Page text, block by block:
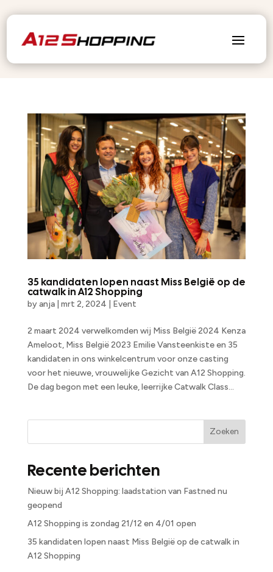
35 kandidaten lopen naast Miss België op de
catwalk in A12 Shopping
byanja| mrt 2, 2024 Event
2 maart 2024 verwelkomden wij Miss België 2024 Kenza
Ameloot, Miss België 2023 Emilie Vansteenkiste en 35
kandidaten in ons winkelcentrum voor onze casting
voor het nieuwe, vrouwelijke Gezicht van A12 Shopping.
De dag begon met een leuke, leerrijke Catwalk Class...
Zoeken
Recente berichten
Nieuw bij A12 Shopping: laadstation van Fastned nu
geopend
A12 Shopping is zondag 21/12 en 4/01 open
35 kandidaten lopen naast Miss België op de catwalk in
A12 Shopping